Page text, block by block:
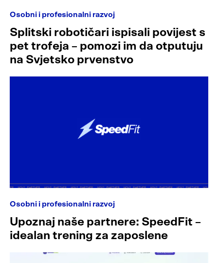
Osobni i profesionalni razvoj
Splitski robotičari ispisali povijest s
pet trofeja – pomozi im da otputuju
na Svjetsko prvenstvo
Osobni i profesionalni razvoj
Upoznaj naše partnere: SpeedFit –
idealan trening za zaposlene